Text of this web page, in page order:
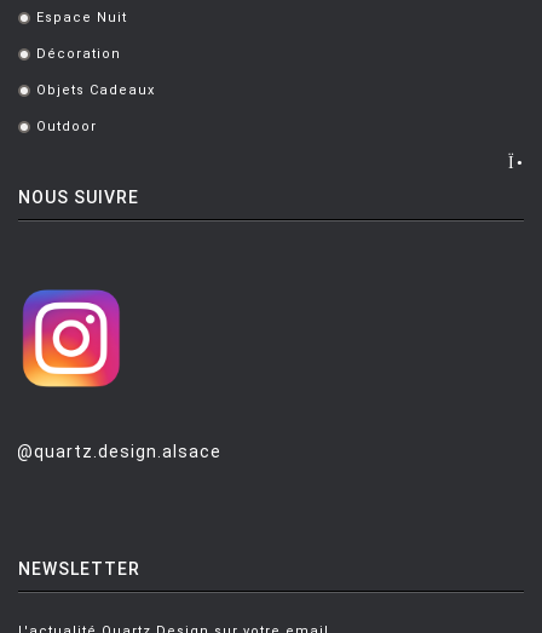
. Espace Nuit
. Décoration
. Objets Cadeaux
. Outdoor
NOUS SUIVRE
@quartz.design.alsace
NEWSLETTER